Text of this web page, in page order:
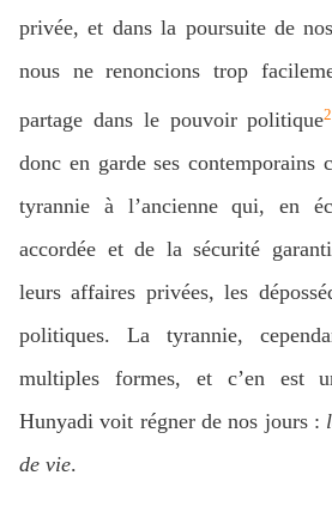
privée, et dans la poursuite de
nous ne renoncions trop
partage dans le pouvoir politique2
donc en garde ses contemporains
tyrannie à l’ancienne qui, en
accordée et de la sécurité
leurs affaires privées, les
politiques. La tyrannie,
multiples formes, et c’en est
Hunyadi voit régner de nos jours :
de vie.